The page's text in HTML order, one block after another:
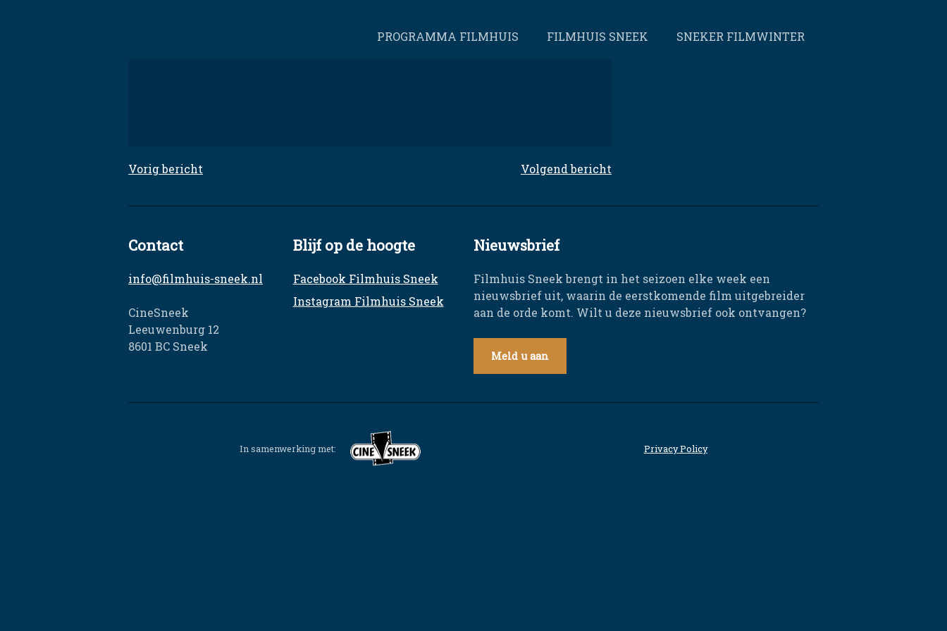
PROGRAMMA FILMHUIS FILMHUIS SNEEK SNEKER FILMWINTER
Bericht
Vorig bericht Volgend bericht
Contact
info@filmhuis-sneek.nl
CineSneek
Leeuwenburg 12
8601 BC Sneek
Blijf op de hoogte
Facebook Filmhuis Sneek
Instagram Filmhuis Sneek
Nieuwsbrief
Filmhuis Sneek brengt in het seizoen elke week een
nieuwsbrief uit, waarin de eerstkomende film uitgebreider
aan de orde komt. Wilt u deze nieuwsbrief ook ontvangen?
Meld u aan
In samenwerking met: Privacy Policy